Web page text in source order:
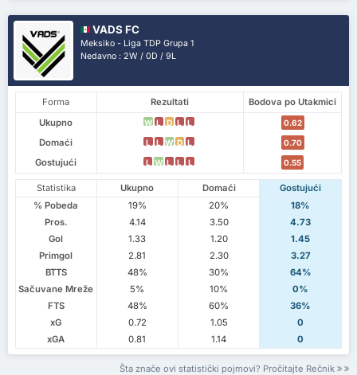
VADS FC
Meksiko - Liga TDP Grupa 1
Nedavno : 2W / 0D / 9L
Forma Rezultati
Bodova po Utakmici
Ukupno
W L D L L 0.62
Domaći L L W D L 0.70
Gostujući L W L L L 0.55
Statistika Ukupno Domaći
Gostujući
% Pobeda
19% 20%
18%
Pros.
4.14 3.50
4.73
Gol
1.33 1.20
1.45
Primgol
2.81 2.30
3.27
BTTS
48% 30%
64%
Sačuvane Mreže
5% 10%
0%
FTS
48% 60%
36%
xG
0.72 1.05
0
xGA
0.81 1.14 0
Šta znače ovi statistički pojmovi? Pročitajte Rečnik